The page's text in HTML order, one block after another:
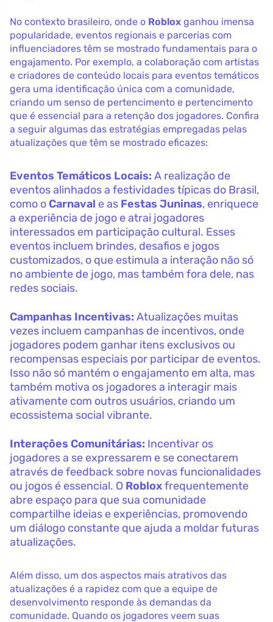
No contexto brasileiro, onde o Roblox ganhou imensa
popularidade, eventos regionais e parcerias com
influenciadores têm se mostrado fundamentais para o
engajamento. Por exemplo, a colaboração com artistas
e criadores de conteúdo locais para eventos temáticos
gera uma identificação única com a comunidade,
criando um senso de pertencimento e pertencimento
que é essencial para a retenção dos jogadores. Confira
a seguir algumas das estratégias empregadas pelas
atualizações que têm se mostrado eficazes:
Eventos Temáticos Locais: A realização de
eventos alinhados a festividades típicas do Brasil,
como o Carnaval e as Festas Juninas, enriquece
a experiência de jogo e atrai jogadores
interessados em participação cultural. Esses
eventos incluem brindes, desafios e jogos
customizados, o que estimula a interação não só
no ambiente de jogo, mas também fora dele, nas
redes sociais.
Campanhas Incentivas: Atualizações muitas
vezes incluem campanhas de incentivos, onde
jogadores podem ganhar itens exclusivos ou
recompensas especiais por participar de eventos.
Isso não só mantém o engajamento em alta, mas
também motiva os jogadores a interagir mais
ativamente com outros usuários, criando um
ecossistema social vibrante.
Interações Comunitárias: Incentivar os
jogadores a se expressarem e se conectarem
através de feedback sobre novas funcionalidades
ou jogos é essencial. O Robloxfrequentemente
abre espaço para que sua comunidade
compartilhe ideias e experiências, promovendo
um diálogo constante que ajuda a moldar futuras
atualizações.
Além disso, um dos aspectos mais atrativos das
atualizações é a rapidez com que a equipe de
desenvolvimento responde às demandas da
comunidade. Quando os jogadores veem suas